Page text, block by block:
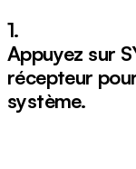
1.
Appuyez sur
récepteur
système.